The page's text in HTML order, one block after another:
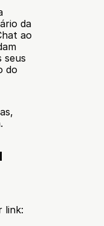
da
ao
seus
do
link: